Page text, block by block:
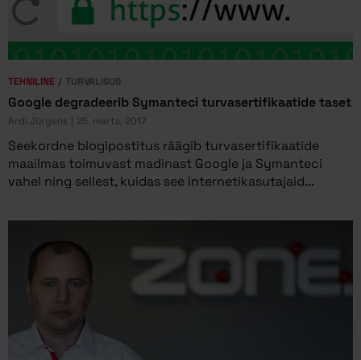
TEHNILINE TURVALISUS
Google degradeerib Symanteci turvasertifikaatide taset
Ardi Jürgens 25. märts, 2017
Seekordne blogipostitus räägib turvasertifikaatide
maailmas toimuvast madinast Google ja Symanteci
vahel ning sellest, kuidas see internetikasutajaid...